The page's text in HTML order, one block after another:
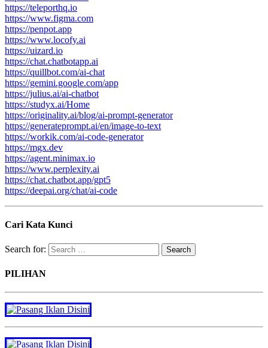
https://teleporthq.io
https://www.figma.com
https://penpot.app
https://www.locofy.ai
https://uizard.io
https://chat.chatbotapp.ai
https://quillbot.com/ai-chat
https://gemini.google.com/app
https://julius.ai/ai-chatbot
https://studyx.ai/Home
https://originality.ai/blog/ai-prompt-generator
https://generateprompt.ai/en/image-to-text
https://workik.com/ai-code-generator
https://mgx.dev
https://agent.minimax.io
https://www.perplexity.ai
https://chat.chatbot.app/gpt5
https://deepai.org/chat/ai-code
Cari Kata Kunci
Search for:
PILIHAN